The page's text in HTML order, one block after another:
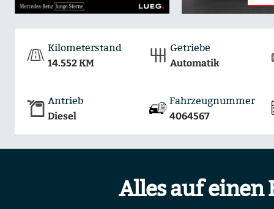
Kilometerstand
14.552 KM
Getriebe
Automatik
Antrieb
Diesel
Fahrzeugnummer
4064567
Alles auf einen